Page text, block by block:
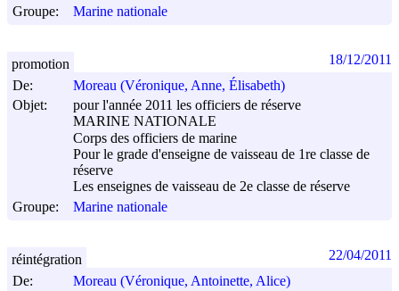
Groupe:
Marine nationale
De:
Moreau (Véronique, Anne, Élisabeth)
Objet:
pour l'année 2011 les officiers de réserve
MARINE NATIONALE
Corps des officiers de marine
Pour le grade d'enseigne de vaisseau de 1re classe de
réserve
Les enseignes de vaisseau de 2e classe de réserve
Groupe:
Marine nationale
promotion 18/12/2011
De:
Moreau (Véronique, Antoinette, Alice)
réintégration 22/04/2011